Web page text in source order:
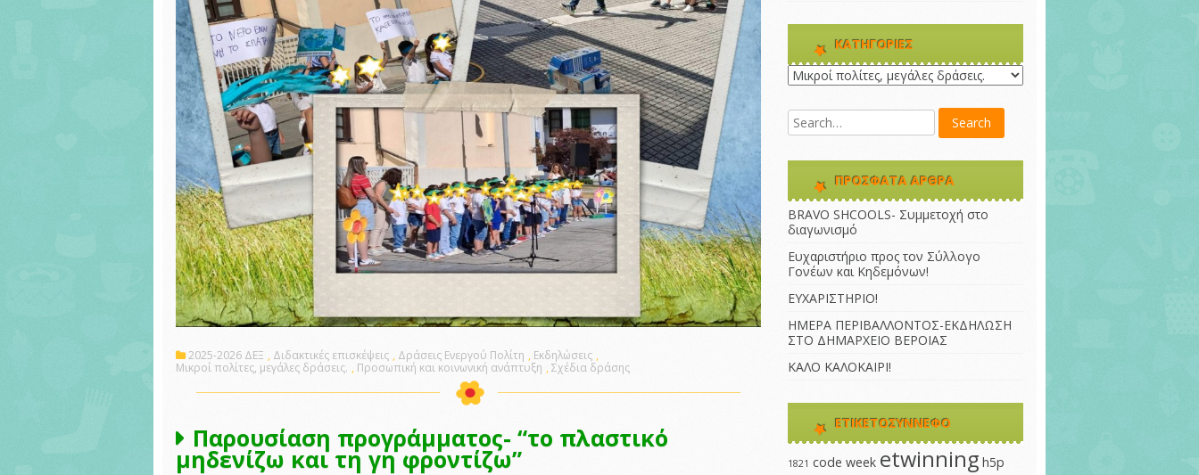
2025-2026 ΔΕΞ , Διδακτικές επισκέψεις , Δράσεις Ενεργού Πολίτη , Εκδηλώσεις ,
Μικροί πολίτες, μεγάλες δράσεις. , Προσωπική και κοινωνική ανάπτυξη , Σχέδια δράσης
Παρουσίαση προγράμματος- “το πλαστικό
μηδενίζω και τη γη φροντίζω”
KΑΤΗΓΟΡΊΕΣ
Kατηγορίες
ΠΡΌΣΦΑΤΑ ΆΡΘΡΑ
BRAVO SHCOOLS- Συμμετοχή στο
διαγωνισμό
Ευχαριστήριο προς τον Σύλλογο
Γονέων και Κηδεμόνων!
ΕΥΧΑΡΙΣΤΗΡΙΟ!
ΗΜΕΡΑ ΠΕΡΙΒΑΛΛΟΝΤΟΣ-ΕΚΔΗΛΩΣΗ
ΣΤΟ ΔΗΜΑΡΧΕΙΟ ΒΕΡΟΙΑΣ
ΚΑΛΟ ΚΑΛΟΚΑΙΡΙ!
ΕΤΙΚΕΤΟΣΎΝΝΕΦΟ
1821 code week etwinning h5p